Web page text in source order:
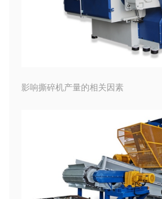
影响撕碎机产量的相关因素